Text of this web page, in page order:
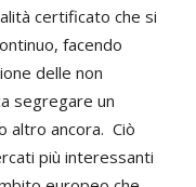
certificato che si
facendo
delle non
segregare un
altro ancora. Ciò
più interessanti